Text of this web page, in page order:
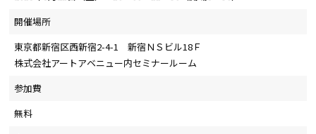
開催場所
東京都新宿区西新宿2-4-1 新宿ＮＳビル18Ｆ
株式会社アートアベニュー内セミナールーム
参加費
無料